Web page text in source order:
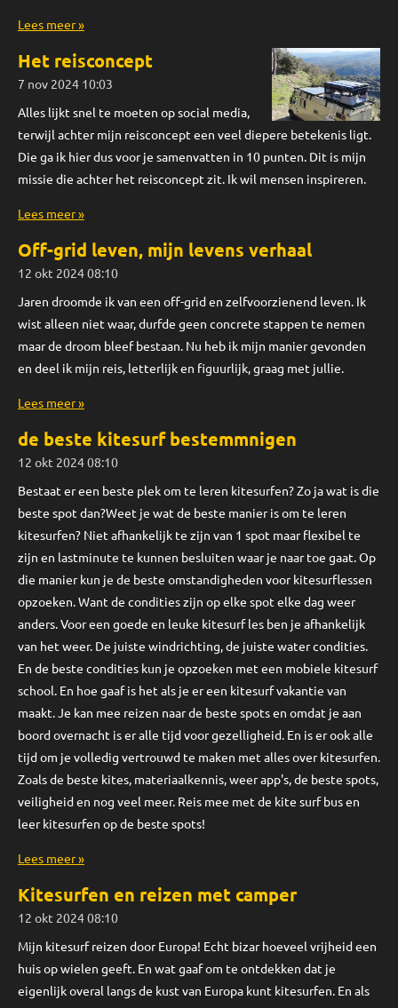
Lees meer »
Het reisconcept
7 nov 2024 10:03
Alles lijkt snel te moeten op social media,
terwijl achter mijn reisconcept een veel diepere betekenis ligt.
Die ga ik hier dus voor je samenvatten in 10 punten. Dit is mijn
missie die achter het reisconcept zit. Ik wil mensen inspireren.
Lees meer »
Off-grid leven, mijn levens verhaal
12 okt 202408:10
Jaren droomde ik van een off-grid en zelfvoorzienend leven. Ik
wist alleen niet waar, durfde geen concrete stappen te nemen
maar de droom bleef bestaan. Nu heb ik mijn manier gevonden
en deel ik mijn reis, letterlijk en figuurlijk, graag met jullie.
Lees meer »
de beste kitesurf bestemmnigen
12 okt 202408:10
Bestaat er een beste plek om te leren kitesurfen? Zo ja wat is die
beste spot dan?Weet je wat de beste manier is om te leren
kitesurfen? Niet afhankelijk te zijn van 1 spot maar flexibel te
zijn en lastminute te kunnen besluiten waar je naar toe gaat. Op
die manier kun je de beste omstandigheden voor kitesurflessen
opzoeken. Want de condities zijn op elke spot elke dag weer
anders. Voor een goede en leuke kitesurf les ben je afhankelijk
van het weer. De juiste windrichting, de juiste water condities.
En de beste condities kun je opzoeken met een mobiele kitesurf
school. En hoe gaaf is het als je er een kitesurf vakantie van
maakt. Je kan mee reizen naar de beste spots en omdat je aan
boord overnacht is er alle tijd voor gezelligheid. En is er ook alle
tijd om je volledig vertrouwd te maken met alles over kitesurfen.
Zoals de beste kites, materiaalkennis, weer app's, de beste spots,
veiligheid en nog veel meer. Reis mee met de kite surf bus en
leer kitesurfen op de beste spots!
Lees meer »
Kitesurfen en reizen met camper
12 okt 202408:10
Mijn kitesurf reizen door Europa! Echt bizar hoeveel vrijheid een
huis op wielen geeft. En wat gaaf om te ontdekken dat je
eigenlijk overal langs de kust van Europa kunt kitesurfen. En als